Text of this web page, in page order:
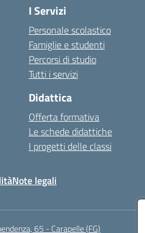
I Servizi
Personale scolastico
Famiglie e studenti
Percorsi di studio
Tutti i servizi
Didattica
Offerta formativa
Le schede didattiche
I progetti delle classi
Note legali
65 - Carapelle (FG)